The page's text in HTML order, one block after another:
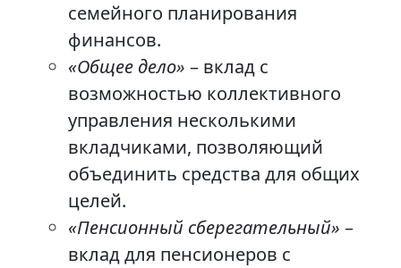
семейного планирования
финансов.
«Общее дело» – вклад с
возможностью коллективного
управления несколькими
вкладчиками, позволяющий
объединить средства для общих
целей.
«Пенсионный сберегательный» –
вклад для пенсионеров с